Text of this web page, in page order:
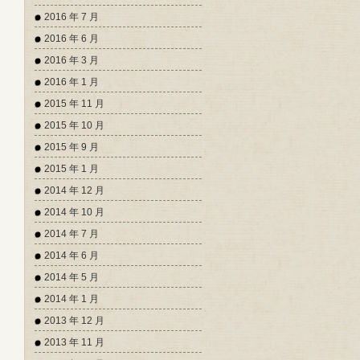
2016 年 7 月
2016 年 6 月
2016 年 3 月
2016 年 1 月
2015 年 11 月
2015 年 10 月
2015 年 9 月
2015 年 1 月
2014 年 12 月
2014 年 10 月
2014 年 7 月
2014 年 6 月
2014 年 5 月
2014 年 1 月
2013 年 12 月
2013 年 11 月